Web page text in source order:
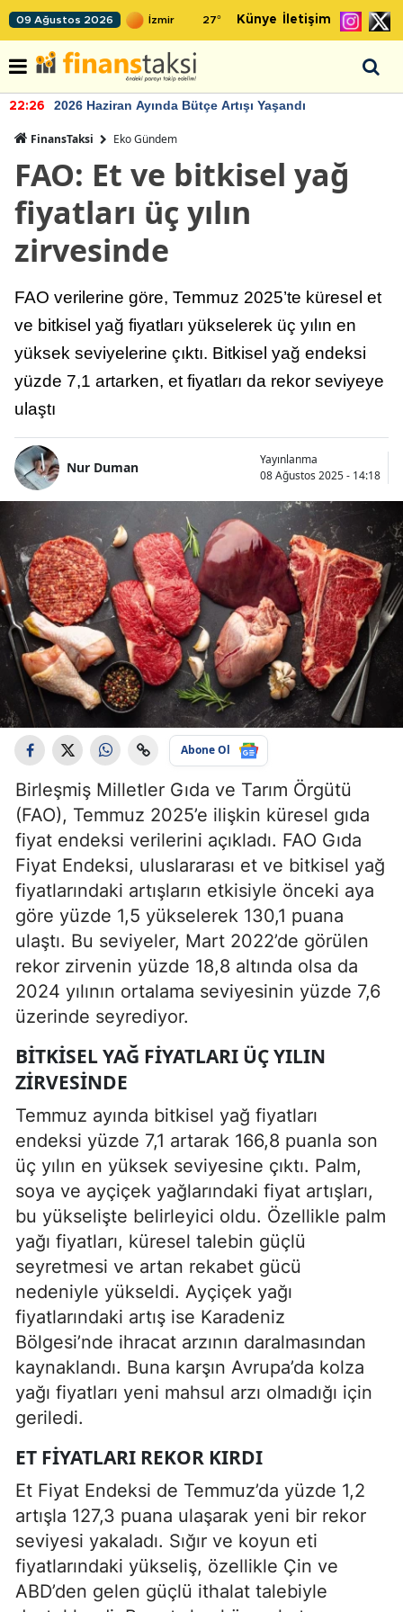
09 Ağustos 2026 27° Künye İletişim
22:26 2026 Haziran Ayında Bütçe Artışı Yaşandı
FinansTaksi Eko Gündem
FAO: Et ve bitkisel yağ
fiyatları üç yılın
zirvesinde
FAO verilerine göre, Temmuz 2025’te küresel et
ve bitkisel yağ fiyatları yükselerek üç yılın en
yüksek seviyelerine çıktı. Bitkisel yağ endeksi
yüzde 7,1 artarken, et fiyatları da rekor seviyeye
ulaştı
Nur Duman
Yayınlanma
08 Ağustos 2025 - 14:18
Abone Ol
Birleşmiş Milletler Gıda ve Tarım Örgütü
(FAO), Temmuz 2025’e ilişkin küresel gıda
fiyat endeksi verilerini açıkladı. FAO Gıda
Fiyat Endeksi, uluslararası et ve bitkisel yağ
fiyatlarındaki artışların etkisiyle önceki aya
göre yüzde 1,5 yükselerek 130,1 puana
ulaştı. Bu seviyeler, Mart 2022’de görülen
rekor zirvenin yüzde 18,8 altında olsa da
2024 yılının ortalama seviyesinin yüzde 7,6
üzerinde seyrediyor.
BITKISEL YAĞ FIYATLARI ÜÇ YILIN
ZIRVESINDE
Temmuz ayında bitkisel yağ fiyatları
endeksi yüzde 7,1 artarak 166,8 puanla son
üç yılın en yüksek seviyesine çıktı. Palm,
soya ve ayçiçek yağlarındaki fiyat artışları,
bu yükselişte belirleyici oldu. Özellikle palm
yağı fiyatları, küresel talebin güçlü
seyretmesi ve artan rekabet gücü
nedeniyle yükseldi. Ayçiçek yağı
fiyatlarındaki artış ise Karadeniz
Bölgesi’nde ihracat arzının daralmasından
kaynaklandı. Buna karşın Avrupa’da kolza
yağı fiyatları yeni mahsul arzı olmadığı için
geriledi.
ET FIYATLARI REKOR KIRDI
Et Fiyat Endeksi de Temmuz’da yüzde 1,2
artışla 127,3 puana ulaşarak yeni bir rekor
seviyesi yakaladı. Sığır ve koyun eti
fiyatlarındaki yükseliş, özellikle Çin ve
ABD’den gelen güçlü ithalat talebiyle